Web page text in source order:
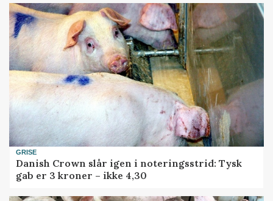
GRISE
Danish Crown slår igen i noteringsstrid: Tysk
gab er 3 kroner – ikke 4,30